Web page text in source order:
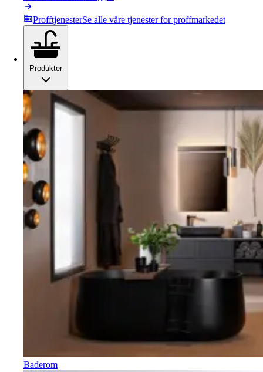
ProfftjenesterSe alle våre tjenester for proffmarkedet
Produkter
Baderom